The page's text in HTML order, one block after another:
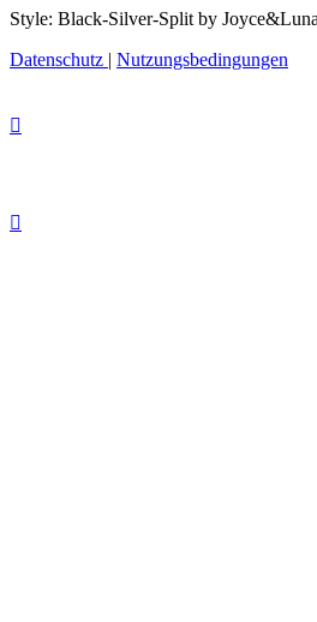
Style: Black-Silver-Split by Joyce&Luna
Datenschutz | Nutzungsbedingungen